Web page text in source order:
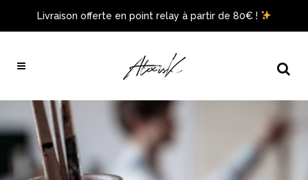
Livraison offerte en point relay à partir de 80€ !